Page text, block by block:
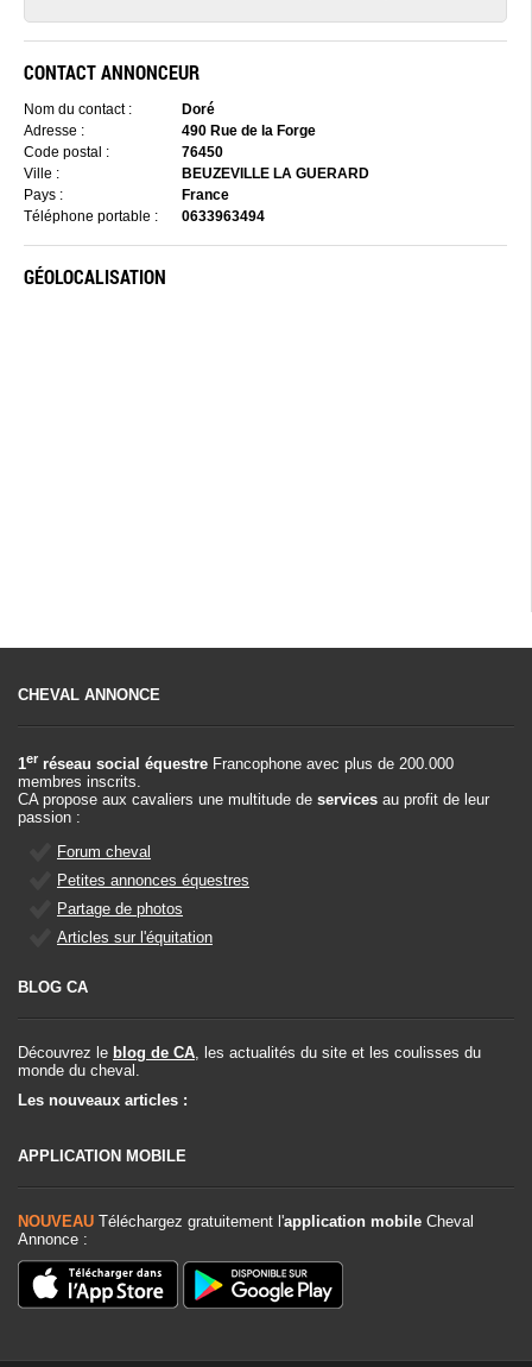
CONTACT ANNONCEUR
Nom du contact :
Doré
Adresse :
490 Rue de la Forge
Code postal :
76450
Ville :
BEUZEVILLE LA GUERARD
Pays :
France
Téléphone portable :
0633963494
GÉOLOCALISATION
CHEVAL ANNONCE
1er réseau social équestre Francophone avec plus de 200.000
membres inscrits.
CA propose aux cavaliers une multitude de services au profit de leur
passion :
Forum cheval
Petites annonces équestres
Partage de photos
Articles sur l'équitation
BLOG CA
Découvrez le blog de CA, les actualités du site et les coulisses du
monde du cheval.
Les nouveaux articles :
APPLICATION MOBILE
NOUVEAU Téléchargez gratuitement l'application mobile Cheval
Annonce :